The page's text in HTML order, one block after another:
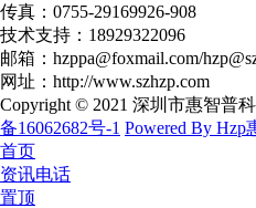
传真：0755-29169926-908
技术支持：18929322096
邮箱：hzppa@foxmail.com/
网址：http://www.szhzp.com
Copyright © 2021 深圳市惠智普
备16062682号-1 Powered By Hzp
首页
资讯电话
置顶